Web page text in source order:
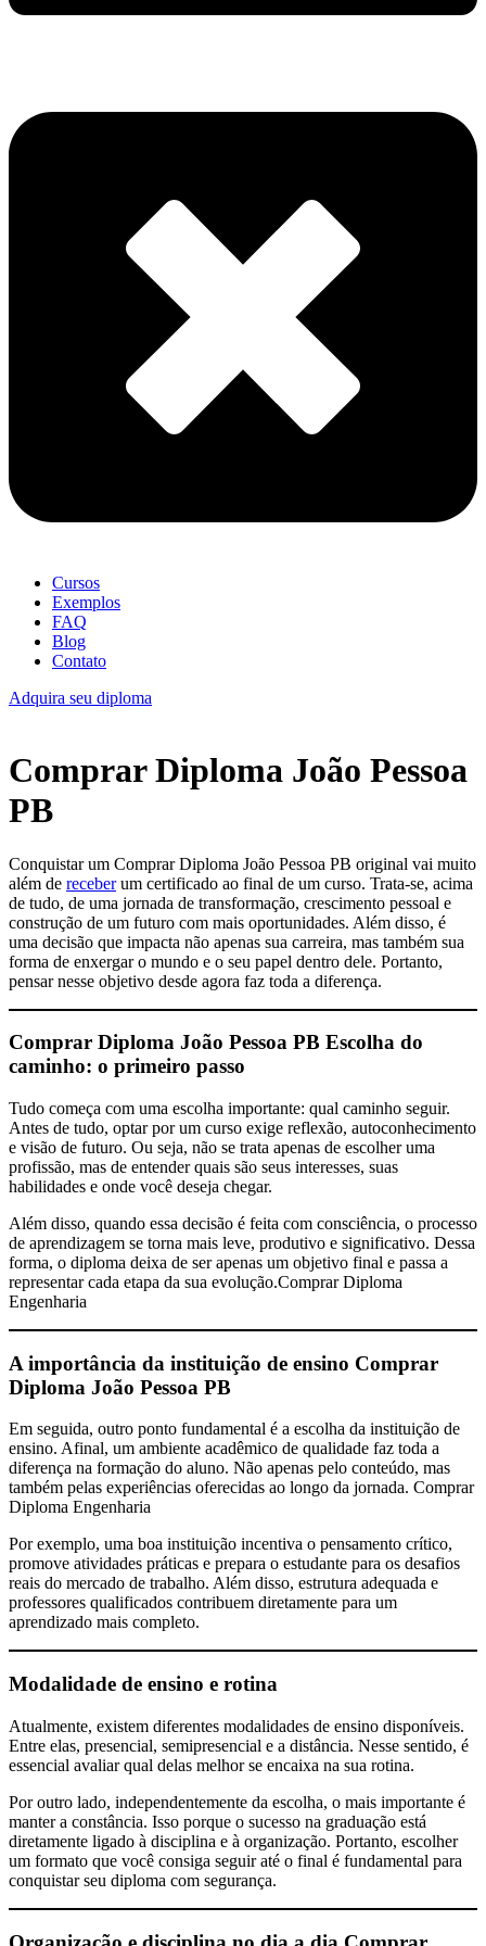
Cursos
Exemplos
FAQ
Blog
Contato
Adquira seu diploma
Comprar Diploma João Pessoa
PB
Conquistar um Comprar Diploma João Pessoa PB original vai muito
além de receberum certificado ao final de um curso. Trata-se, acima
de tudo, de uma jornada de transformação, crescimento pessoal e
construção de um futuro com mais oportunidades. Além disso, é
uma decisão que impacta não apenas sua carreira, mas também sua
forma de enxergar o mundo e o seu papel dentro dele. Portanto,
pensar nesse objetivo desde agora faz toda a diferença.
Comprar Diploma João Pessoa PB Escolha do
caminho: o primeiro passo
Tudo começa com uma escolha importante: qual caminho seguir.
Antes de tudo, optar por um curso exige reflexão, autoconhecimento
e visão de futuro. Ou seja, não se trata apenas de escolher uma
profissão, mas de entender quais são seus interesses, suas
habilidades e onde você deseja chegar.
Além disso, quando essa decisão é feita com consciência, o processo
de aprendizagem se torna mais leve, produtivo e significativo. Dessa
forma, o diploma deixa de ser apenas um objetivo final e passa a
representar cada etapa da sua evolução.Comprar Diploma
Engenharia
A importância da instituição de ensino Comprar
Diploma João Pessoa PB
Em seguida, outro ponto fundamental é a escolha da instituição de
ensino. Afinal, um ambiente acadêmico de qualidade faz toda a
diferença na formação do aluno. Não apenas pelo conteúdo, mas
também pelas experiências oferecidas ao longo da jornada. Comprar
Diploma Engenharia
Por exemplo, uma boa instituição incentiva o pensamento crítico,
promove atividades práticas e prepara o estudante para os desafios
reais do mercado de trabalho. Além disso, estrutura adequada e
professores qualificados contribuem diretamente para um
aprendizado mais completo.
Modalidade de ensino e rotina
Atualmente, existem diferentes modalidades de ensino disponíveis.
Entre elas, presencial, semipresencial e a distância. Nesse sentido, é
essencial avaliar qual delas melhor se encaixa na sua rotina.
Por outro lado, independentemente da escolha, o mais importante é
manter a constância. Isso porque o sucesso na graduação está
diretamente ligado à disciplina e à organização. Portanto, escolher
um formato que você consiga seguir até o final é fundamental para
conquistar seu diploma com segurança.